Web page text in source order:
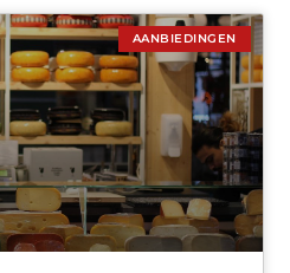
AANBIEDINGEN